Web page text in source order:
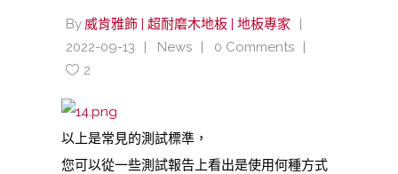
By 威肯雅飾 | 超耐磨木地板 | 地板專家
2022-09-13
News
0 Comments
2
以上是常見的測試標準，
您可以從一些測試報告上看出是使用何種方式